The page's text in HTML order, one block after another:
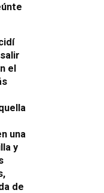
el
una
y
de